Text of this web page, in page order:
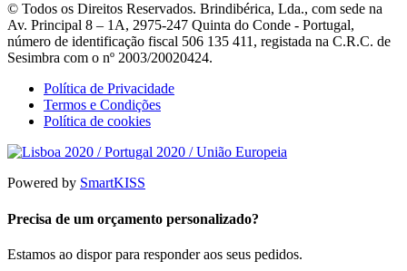
© Todos os Direitos Reservados. Brindibérica, Lda., com sede na
Av. Principal 8 – 1A, 2975-247 Quinta do Conde - Portugal,
número de identificação fiscal 506 135 411, registada na C.R.C. de
Sesimbra com o nº 2003/20020424.
Política de Privacidade
Termos e Condições
Política de cookies
Powered by SmartKISS
Precisa de um orçamento personalizado?
Estamos ao dispor para responder aos seus pedidos.